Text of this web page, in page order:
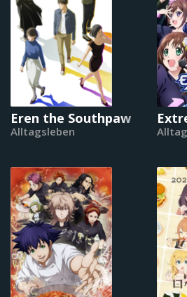
Eren the Southpaw
Alltagsleben